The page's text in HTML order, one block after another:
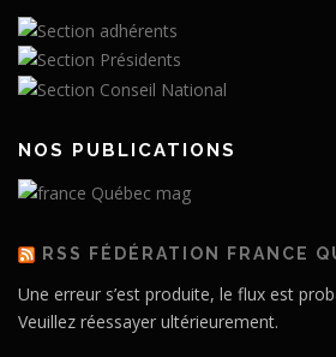
NOS PUBLICATIONS
RSS FÉDÉRATION FRANCE
Une erreur s’est produite, le flux est
Veuillez réessayer ultérieurement.